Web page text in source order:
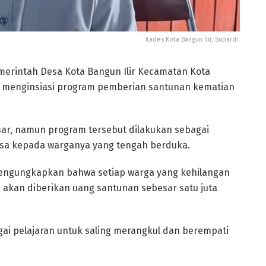
Kades Kota Bangun Ilir, Supardi.
Desa Kota Bangun Ilir Kecamatan Kota
program pemberian santunan kematian
namun program tersebut dilakukan sebagai
kepada warganya yang tengah berduka.
bahwa setiap warga yang kehilangan
diberikan uang santunan sebesar satu juta
pelajaran untuk saling merangkul dan berempati